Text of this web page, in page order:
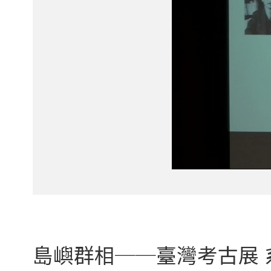
島嶼群相──臺灣考古展